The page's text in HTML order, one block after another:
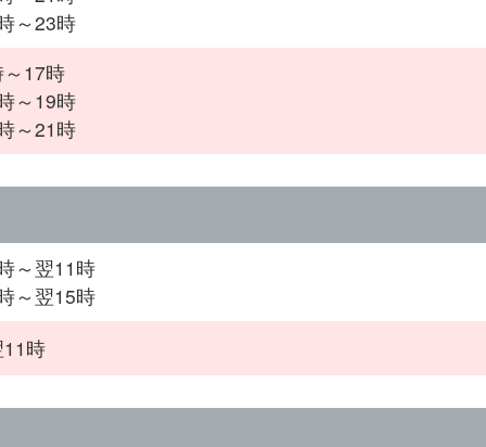
～23時
17時
～19時
～21時
～翌11時
～翌15時
時